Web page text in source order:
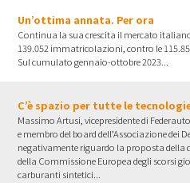
Un’ottima annata. Per ora
Continua la sua crescita il mercato
139.052 immatricolazioni, contro le
Sul cumulato gennaio-ottobre 2023...
C’è spazio per tutte le
Massimo Artusi, vicepresidente di
e membro del board dell’Associazione dei
negativamente riguardo la proposta della
della Commissione Europea degli scorsi
carburanti sintetici...